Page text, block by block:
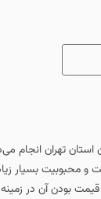
استان تهران
محبوبیت بسیار
قیمت بودن آن در